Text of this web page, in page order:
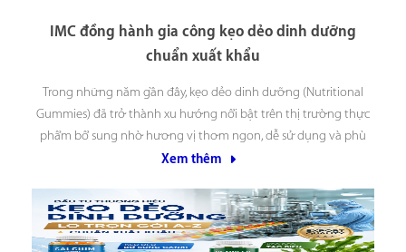
IMC đồng hành gia công kẹo dẻo dinh dưỡng
chuẩn xuất khẩu
Trong những năm gần đây, kẹo dẻo dinh dưỡng (Nutritional
Gummies) đã trở thành xu hướng nổi bật trên thị trường thực
phẩm bổ sung nhờ hương vị thơm ngon, dễ sử dụng và phù
hợp với nhiều nhóm đối tượng từ trẻ em đến người trưởng
Xem thêm